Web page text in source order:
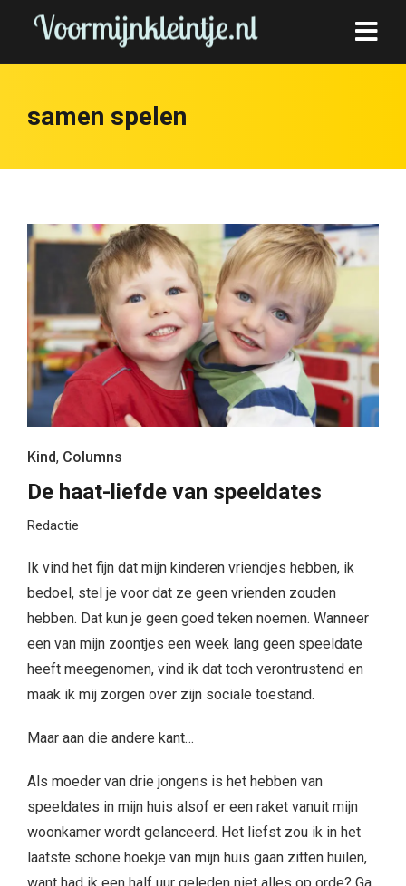
samen spelen
Kind, Columns
De haat-liefde van speeldates
Redactie
Ik vind het fijn dat mijn kinderen vriendjes hebben, ik
bedoel, stel je voor dat ze geen vrienden zouden
hebben. Dat kun je geen goed teken noemen. Wanneer
een van mijn zoontjes een week lang geen speeldate
heeft meegenomen, vind ik dat toch verontrustend en
maak ik mij zorgen over zijn sociale toestand.
Maar aan die andere kant…
Als moeder van drie jongens is het hebben van
speeldates in mijn huis alsof er een raket vanuit mijn
woonkamer wordt gelanceerd. Het liefst zou ik in het
laatste schone hoekje van mijn huis gaan zitten huilen,